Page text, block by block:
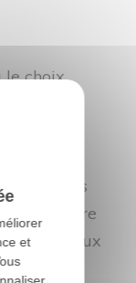
le choix
est un cas
avec votre
la mieux
et